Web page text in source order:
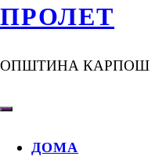
ПРОЛЕТ
ОПШТИНА КАРПОШ
ДОМА